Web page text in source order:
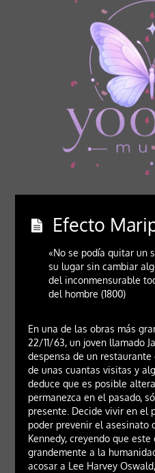
Efecto
«No se podía quitar un
su lugar sin cambiar
del inconmensurable
del hombre (1800)
En una de las obras más
22/11/63, un joven llamado
despensa de un restaurante
de unas cuantas visitas y
deduce que es posible
permanezca en el pasado,
presente. Decide vivir en el
poder prevenir el asesinato
Kennedy, creyendo que
grandemente a la
acosar a Lee Harvey